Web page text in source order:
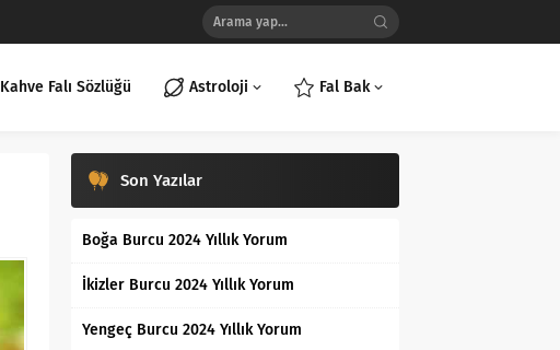
Kahve Falı Sözlüğü Astroloji Fal Bak
Son Yazılar
Boğa Burcu 2024 Yıllık Yorum
İkizler Burcu 2024 Yıllık Yorum
Yengeç Burcu 2024 Yıllık Yorum